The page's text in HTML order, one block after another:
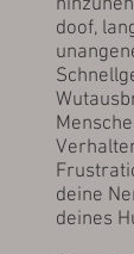
doof,
deine
deines